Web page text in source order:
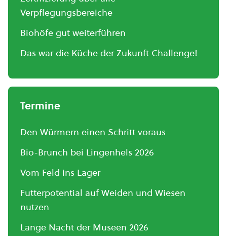
Verpflegungsbereiche
Biohöfe gut weiterführen
Das war die Küche der Zukunft Challenge!
Termine
Den Würmern einen Schritt voraus
Bio-Brunch bei Lingenhels 2026
Vom Feld ins Lager
Futterpotential auf Weiden und Wiesen
nutzen
Lange Nacht der Museen 2026